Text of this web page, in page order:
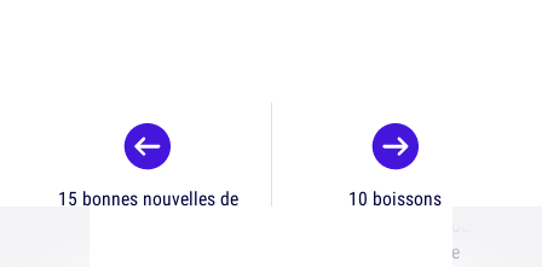
15 bonnes nouvelles de
10 boissons
travers le monde